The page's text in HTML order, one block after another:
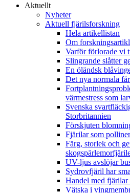
Aktuellt
Nyheter
Aktuell fjärilsforskning
Hela artikellistan
Om
Varför förlorade vi
Slingrande slåtter
En öländsk
Det nya normala
värmestress som
Svenska
Storbritannien
Förskjuten
Fjärilar som
Färg, storlek och
UV-ljus avslöjar
Sydrovfjäril har
Handel med
Vätska i